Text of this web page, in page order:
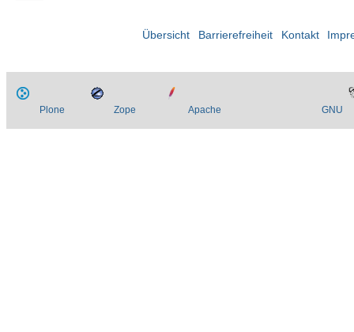
Übersicht Barrierefreiheit Kontakt
Plone Zope Apache GNU